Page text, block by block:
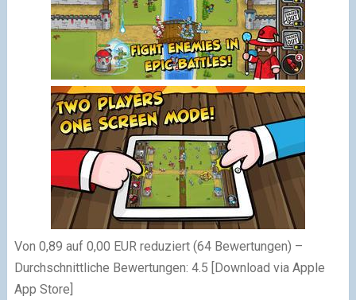
Von 0,89 auf 0,00 EUR reduziert (64 Bewertungen) –
Durchschnittliche Bewertungen: 4.5 [Download via Apple
App Store]